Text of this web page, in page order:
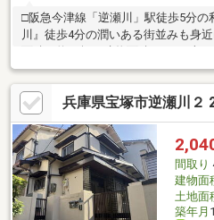
□阪急今津線「逆瀬川」駅徒歩5分の
川』徒歩4分の潤いある街並みも身
LDKは約21帖の広さがあり、食事や
宅ワークやお子様の学習スペースな
す。□全居室が南向きで、さらに二
部屋に光と風を取り込みやすく、朝
時間まで、心地よい日常を育みます
保しながらも、リビングで自然と顔
できる間取りです。
兵庫県宝塚市逆瀬川２
間取り
建物面
土地面
築年月